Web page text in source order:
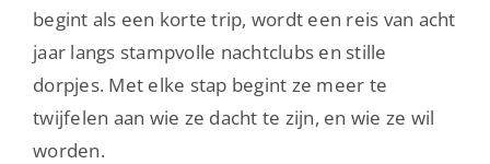
begint als een korte trip, wordt een reis van acht
jaar langs stampvolle nachtclubs en stille
dorpjes. Met elke stap begint ze meer te
twijfelen aan wie ze dacht te zijn, en wie ze wil
worden.